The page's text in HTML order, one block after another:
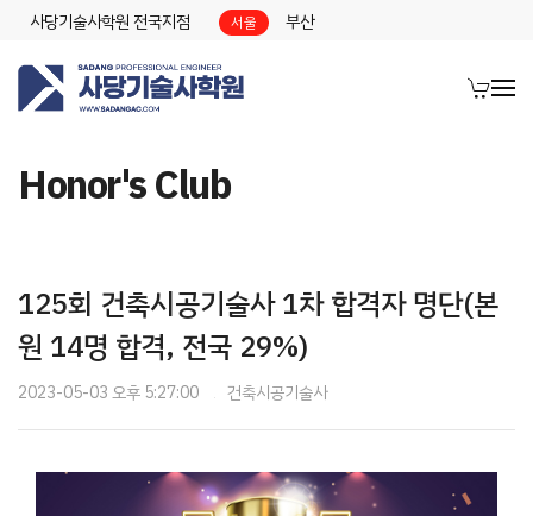
사당기술사학원 전국지점 서울 부산
Honor's Club
125회 건축시공기술사 1차 합격자 명단(본
원 14명 합격, 전국 29%)
2023-05-03 오후 5:27:00 건축시공기술사